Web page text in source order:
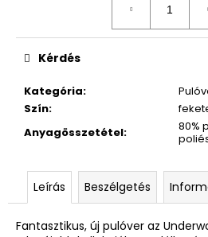
Kategória:
Szín:
Anyagösszetétel:
80%
Kérdés
Leírás Beszélgetés
Fantasztikus, új pulóver az